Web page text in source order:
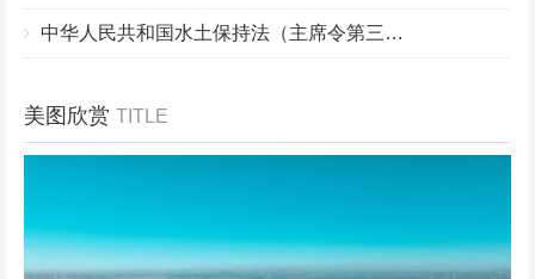
中华人民共和国水土保持法（主席令第三十九号）
美图欣赏 TITLE